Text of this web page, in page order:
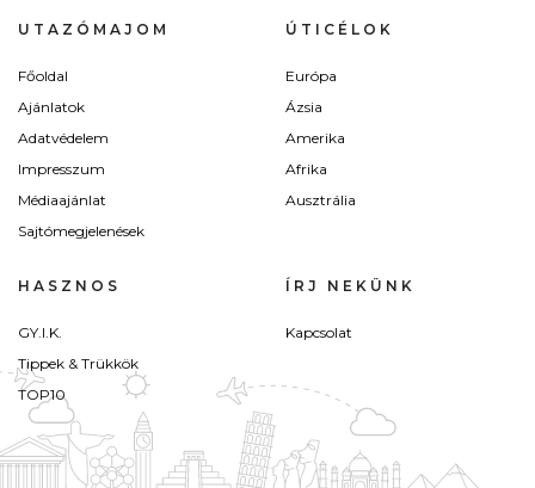
UTAZÓMAJOM
Főoldal
Ajánlatok
Adatvédelem
Impresszum
Médiaajánlat
Sajtómegjelenések
ÚTICÉLOK
Európa
Ázsia
Amerika
Afrika
Ausztrália
HASZNOS
GY.I.K.
Tippek & Trükkök
TOP10
ÍRJ NEKÜNK
Kapcsolat